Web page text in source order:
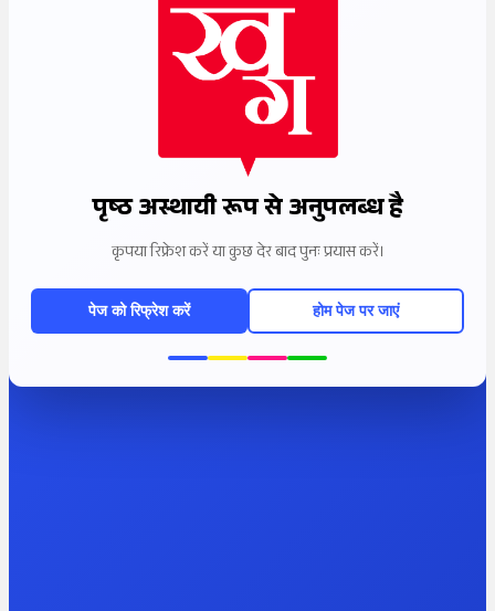
पृष्ठ अस्थायी रूप से अनुपलब्ध है
कृपया रिफ्रेश करें या कुछ देर बाद पुनः प्रयास करें।
पेज को रिफ्रेश करें होम पेज पर जाएं